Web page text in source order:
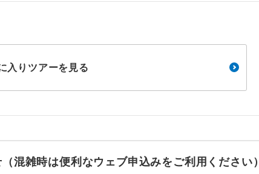
入りツアーを見る
混雑時は便利なウェブ申込みをご利用ください）